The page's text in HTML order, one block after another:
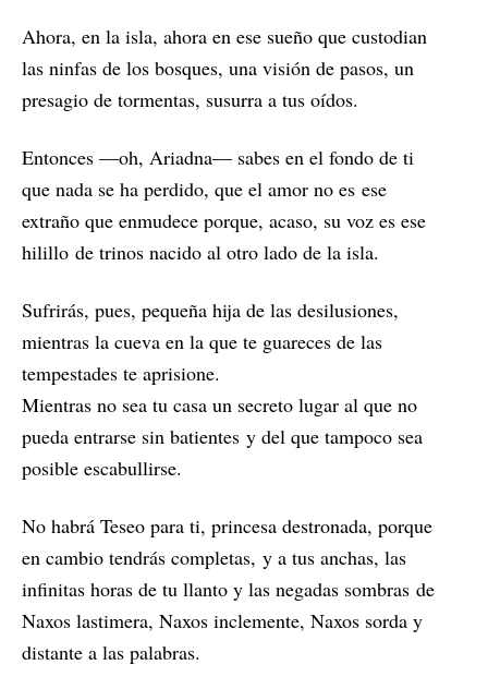
Ahora, en la isla, ahora en ese sueño que custodian
las ninfas de los bosques, una visión de pasos, un
presagio de tormentas, susurra a tus oídos.
Entonces —oh, Ariadna— sabes en el fondo de ti
que nada se ha perdido, que el amor no es ese
extraño que enmudece porque, acaso, su voz es ese
hilillo de trinos nacido al otro lado de la isla.
Sufrirás, pues, pequeña hija de las desilusiones,
mientras la cueva en la que te guareces de las
tempestades te aprisione.
Mientras no sea tu casa un secreto lugar al que no
pueda entrarse sin batientes y del que tampoco sea
posible escabullirse.
No habrá Teseo para ti, princesa destronada, porque
en cambio tendrás completas, y a tus anchas, las
infinitas horas de tu llanto y las negadas sombras de
Naxos lastimera, Naxos inclemente, Naxos sorda y
distante a las palabras.